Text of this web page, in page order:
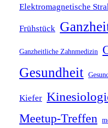
Elektromagnetische
Frühstück
Ganzheitliche Zahnmedizin
Gesundheit
Kiefer
Meetup-Treffen